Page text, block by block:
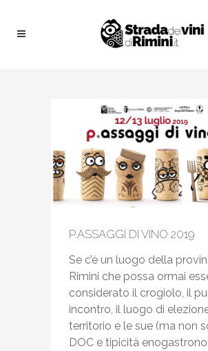
P.ASSAGGI DI VINO 2019
Se c’è un luogo della
Rimini che possa ormai
considerato il crogiolo, il
incontro, il luogo di
territorio e le sue (ma non
DOC e tipicità